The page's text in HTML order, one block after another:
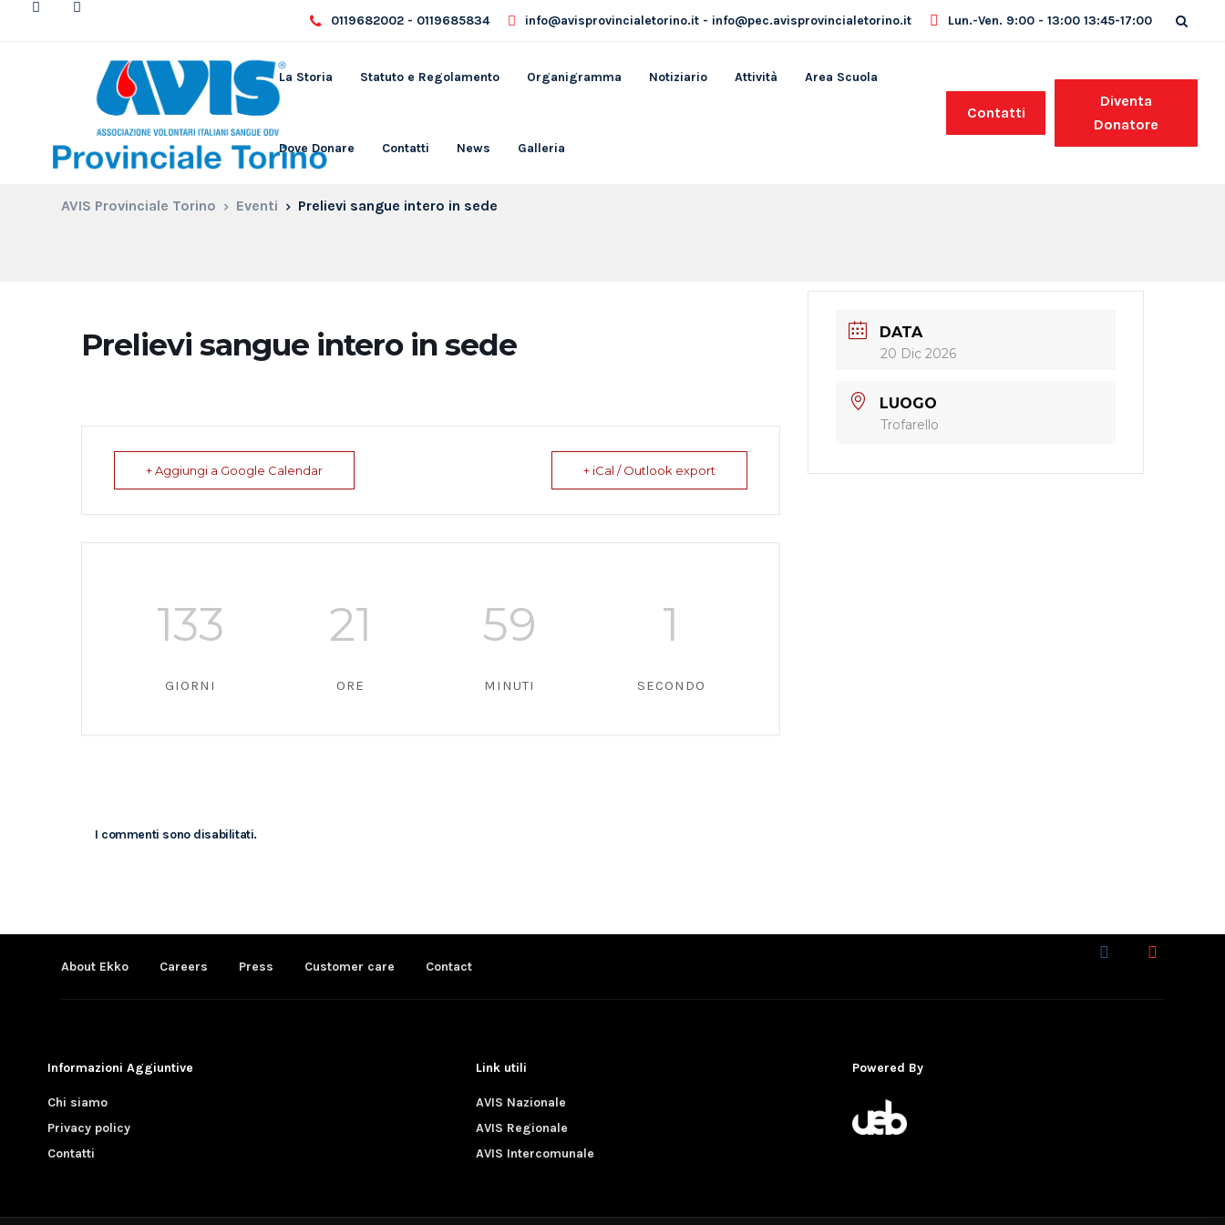
0119682002 - 0119685834 info@avisprovincialetorino.it - info@pec.avisprovincialetorino.it Lun.-Ven. 9:00 - 13:00 13:45-17:00
La Storia Statuto e Regolamento Organigramma Notiziario Attività Area Scuola
Dove Donare Contatti News Galleria
Contatti
Diventa
Donatore
AVIS Provinciale Torino Eventi Prelievi sangue intero in sede
Prelievi sangue intero in sede
+ Aggiungi a Google Calendar + iCal / Outlook export
133
GIORNI
21
ORE
59
MINUTI
1
SECONDO
DATA
20 Dic 2026
LUOGO
Trofarello
I commenti sono disabilitati.
About Ekko Careers Press Customer care Contact
Informazioni Aggiuntive
Chi siamo
Privacy policy
Contatti
Link utili
AVIS Nazionale
AVIS Regionale
AVIS Intercomunale
Powered By